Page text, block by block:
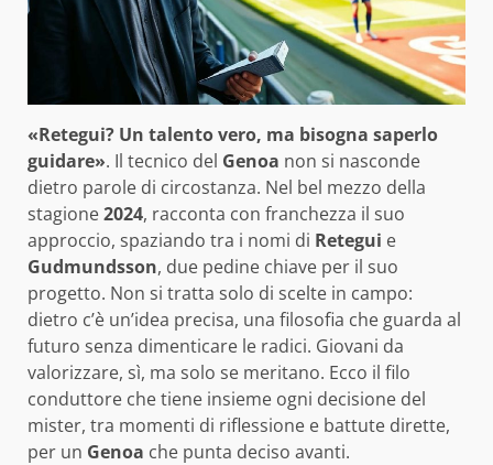
«Retegui? Un talento vero, ma bisogna saperlo
guidare». Il tecnico del Genoa non si nasconde
dietro parole di circostanza. Nel bel mezzo della
stagione2024, racconta con franchezza il suo
approccio, spaziando tra i nomi di Retegui e
Gudmundsson, due pedine chiave per il suo
progetto. Non si tratta solo di scelte in campo:
dietro c’è un’idea precisa, una filosofia che guarda al
futuro senza dimenticare le radici. Giovani da
valorizzare, sì, ma solo se meritano. Ecco il filo
conduttore che tiene insieme ogni decisione del
mister, tra momenti di riflessione e battute dirette,
per un Genoa che punta deciso avanti.